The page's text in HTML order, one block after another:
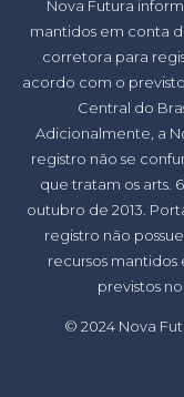
Nova Futura
mantidos em conta
corretora para
acordo com o previsto
Central do
Adicionalmente, a
registro não se
que tratam os arts.
outubro de 2013.
registro não
recursos
previstos no
© 2024 Nova